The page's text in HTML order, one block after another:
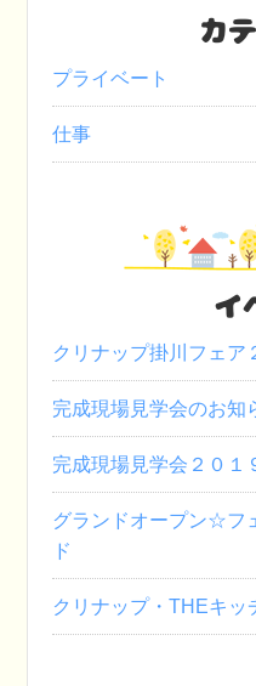
カ
プライベート
仕事
イ
クリナップ掛川フェア
完成現場見学会のお知
完成現場見学会２０
グランドオープン☆フ
ド
クリナップ・THEキッ